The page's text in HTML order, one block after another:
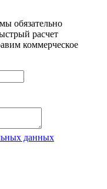
обязательно
расчет
коммерческое
данных